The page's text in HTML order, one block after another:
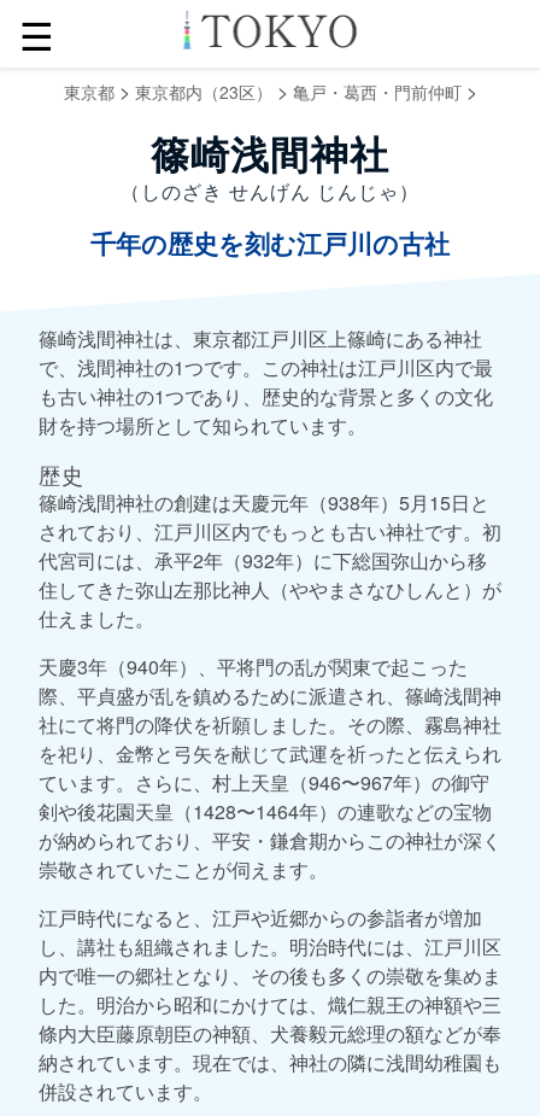
☰
東京都> 東京都内（23区） > 亀戸・葛西・門前仲町>
篠崎浅間神社
（しのざき せんげん じんじゃ）
千年の歴史を刻む江戸川の古社
篠崎浅間神社は、東京都江戸川区上篠崎にある神社
で、浅間神社の1つです。この神社は江戸川区内で最
も古い神社の1つであり、歴史的な背景と多くの文化
財を持つ場所として知られています。
歴史
篠崎浅間神社の創建は天慶元年（938年）5月15日と
されており、江戸川区内でもっとも古い神社です。初
代宮司には、承平2年（932年）に下総国弥山から移
住してきた弥山左那比神人（ややまさなひしんと）が
仕えました。
天慶3年（940年）、平将門の乱が関東で起こった
際、平貞盛が乱を鎮めるために派遣され、篠崎浅間神
社にて将門の降伏を祈願しました。その際、霧島神社
を祀り、金幣と弓矢を献じて武運を祈ったと伝えられ
ています。さらに、村上天皇（946〜967年）の御守
剣や後花園天皇（1428〜1464年）の連歌などの宝物
が納められており、平安・鎌倉期からこの神社が深く
崇敬されていたことが伺えます。
江戸時代になると、江戸や近郷からの参詣者が増加
し、講社も組織されました。明治時代には、江戸川区
内で唯一の郷社となり、その後も多くの崇敬を集めま
した。明治から昭和にかけては、熾仁親王の神額や三
條内大臣藤原朝臣の神額、犬養毅元総理の額などが奉
納されています。現在では、神社の隣に浅間幼稚園も
併設されています。